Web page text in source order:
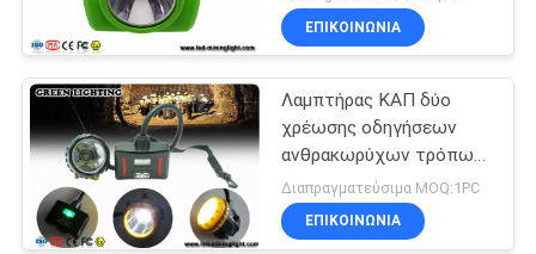
ΕΠΙΚΟΙΝΩΝΙΑ
Λαμπτήρας ΚΑΠ δύο
χρέωσης οδηγήσεων
ανθρακωρύχων τρόπων
IP68 με το φως
προειδοποίησης,
28000lux υπέρλαμπρο
Διαπραγματεύσιμα MOQ:1PC
ΕΠΙΚΟΙΝΩΝΙΑ